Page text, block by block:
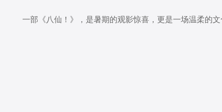
一部《八仙！》，是暑期的观影惊喜，更是一场温柔的